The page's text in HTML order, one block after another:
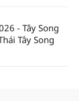
- Tây Song
Tây Song